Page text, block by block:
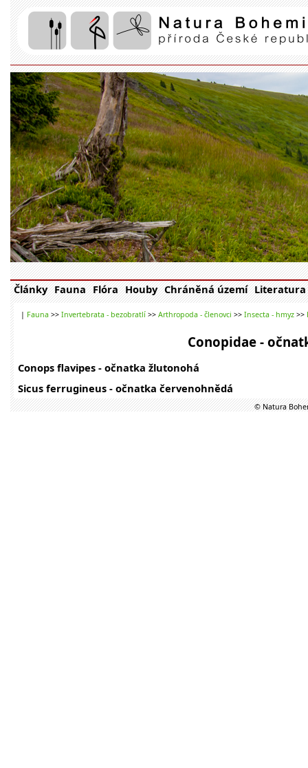
Články Fauna Flóra Houby Chráněná území Literatura
| Fauna >> Invertebrata - bezobratlí >> Arthropoda - členovci >> Insecta - hmyz >>
Conopidae -
Conops flavipes - očnatka žlutonohá
Sicus ferrugineus - očnatka červenohnědá
© Natura